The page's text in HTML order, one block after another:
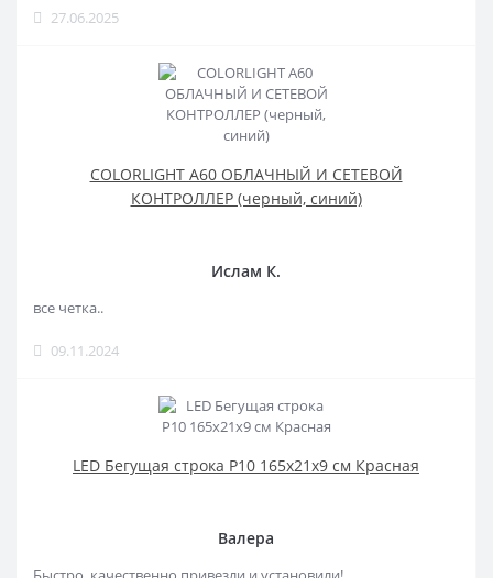
27.06.2025
COLORLIGHT A60 ОБЛАЧНЫЙ И СЕТЕВОЙ
КОНТРОЛЛЕР (черный, синий)
Ислам К.
все четка..
09.11.2024
LED Бегущая строка Р10 165x21x9 см Красная
Валера